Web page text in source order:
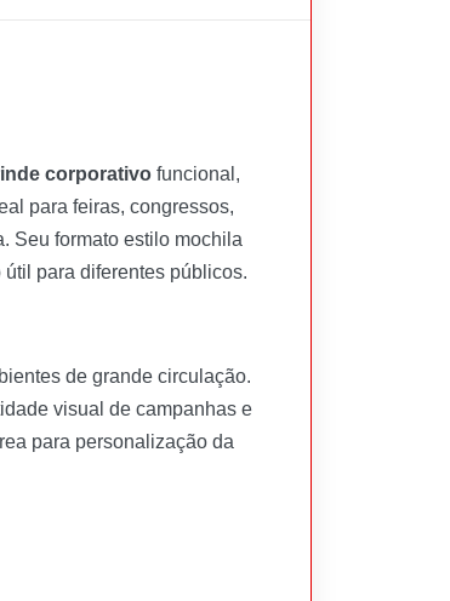
corporativo funcional,
para feiras, congressos,
Seu formato estilo mochila
para diferentes públicos.
de grande circulação.
visual de campanhas e
para personalização da